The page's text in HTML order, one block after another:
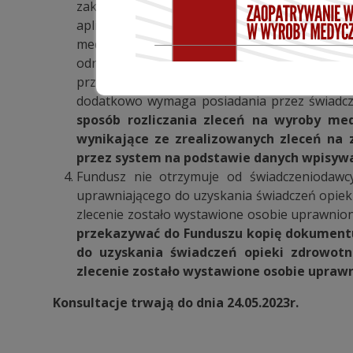
zakresu zaopatrzenia w wyroby medyczne
aplikacji eZWM (systemu obsługi procesu
medyczne)– o pobraniu i zrealizowaniu
odrębnym komunikatem sprawozdawczym do
przez Fundusz danych muszą więc być
dodatkowo wymaga posiadania przez
sposób rozliczania zleceń na wyroby
wynikające ze zrealizowanych zleceń
przez system na podstawie danych
Fundusz nie otrzymuje od
uprawniającego do uzyskania świadczeń
zlecenie zostało wystawione osobie
przekazywać do Funduszu kopię
do uzyskania świadczeń opieki
zlecenie zostało wystawione osobie
Konsultacje trwają do dnia 24.05.2023r.